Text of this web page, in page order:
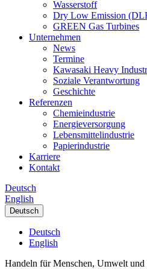
Wasserstoff
Dry Low Emission
GREEN Gas Turbines
Unternehmen
News
Termine
Kawasaki Heavy
Soziale Verantwortung
Geschichte
Referenzen
Chemieindustrie
Energieversorgung
Lebensmittelindustrie
Papierindustrie
Karriere
Kontakt
Deutsch
English
Deutsch
Deutsch
English
Handeln für Menschen, Umwelt und